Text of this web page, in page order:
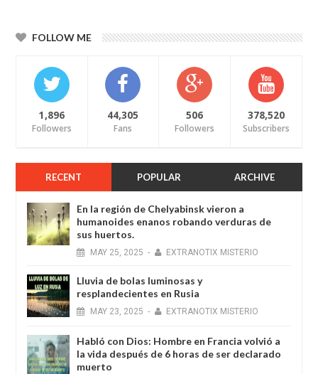
FOLLOW ME
1,896
Followers
44,305
Fans
506
Followers
378,520
Subscribers
RECENT POPULAR ARCHIVE
En la región de Chelyabinsk vieron a
humanoides enanos robando verduras de
sus huertos.
MAY 25, 2025 - EXTRANOTIX MISTERIO
Lluvia de bolas luminosas y
resplandecientes en Rusia
MAY 23, 2025 - EXTRANOTIX MISTERIO
Habló con Dios: Hombre en Francia volvió a
la vida después de 6 horas de ser declarado
muerto